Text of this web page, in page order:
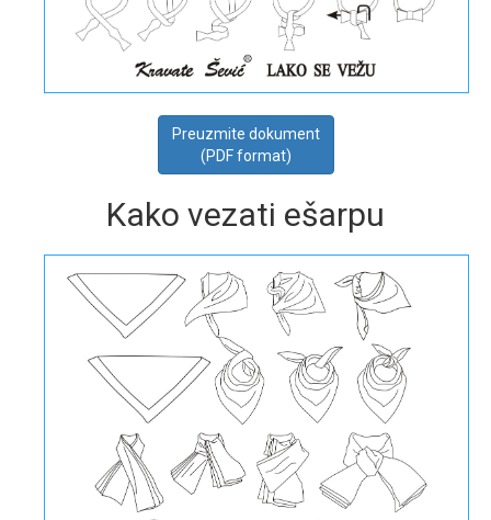
Preuzmite dokument
(PDF format)
Kako vezati ešarpu